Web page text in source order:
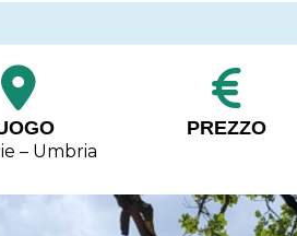
– Umbria
PREZZO